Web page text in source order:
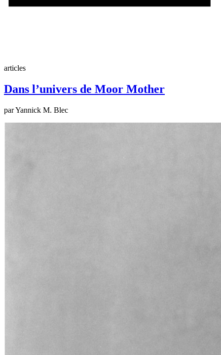
articles
Dans l’univers de Moor Mother
par Yannick M. Blec